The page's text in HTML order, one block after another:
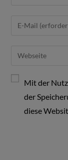
Mit der
der
diese